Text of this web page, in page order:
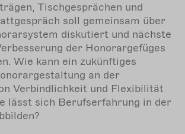
Tischgesprächen und
soll gemeinsam über
diskutiert und nächste
der Honorargefüges
Wie kann ein zukünftiges
an der
Verbindlichkeit und Flexibilität
lässt sich Berufserfahrung in der